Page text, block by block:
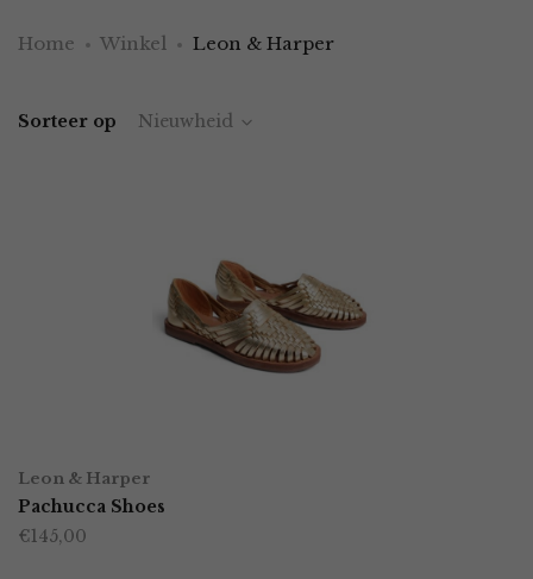
Home Winkel Leon & Harper
Sorteer op Nieuwheid
product
heeft
Leon & Harper
Pachucca Shoes
€145,00